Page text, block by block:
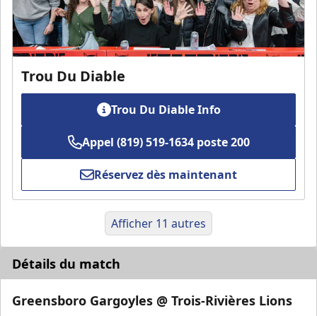
Trou Du Diable
Trou Du Diable Info
Appel (819) 519-1634 poste 200
Réservez dès maintenant
Afficher 11 autres
Détails du match
Greensboro Gargoyles @ Trois-Rivières Lions